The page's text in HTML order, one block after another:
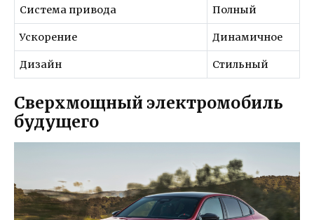
Система привода Полный
Ускорение Динамичное
Дизайн Стильный
Сверхмощный электромобиль
будущего